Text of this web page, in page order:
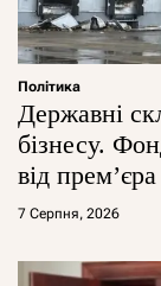
Політика
Державні
бізнесу.
від прем’єра
7 Серпня, 2026